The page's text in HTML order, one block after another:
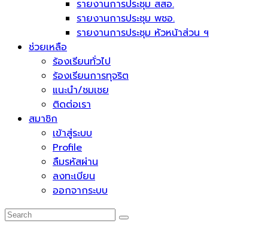
รายงานการประชุม สสอ.
รายงานการประชุม พชอ.
รายงานการประชุม หัวหน้าส่วน ฯ
ช่วยเหลือ
ร้องเรียนทั่วไป
ร้องเรียนการทุจริต
แนะนำ/ชมเชย
ติดต่อเรา
สมาชิก
เข้าสู่ระบบ
Profile
ลืมรหัสผ่าน
ลงทะเบียน
ออกจากระบบ